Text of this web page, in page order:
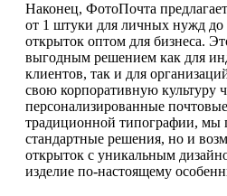
Наконец, ФотоПочта
от 1 штуки для личных нужд
открыток оптом для бизнеса.
выгодным решением как для
клиентов, так и для
свою корпоративную культуру
персонализированные
традиционной типографии, мы
стандартные решения, но и
открыток с уникальным
изделие по-настоящему